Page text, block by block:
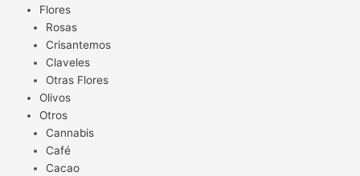
Flores
Rosas
Crisantemos
Claveles
Otras Flores
Olivos
Otros
Cannabis
Café
Cacao